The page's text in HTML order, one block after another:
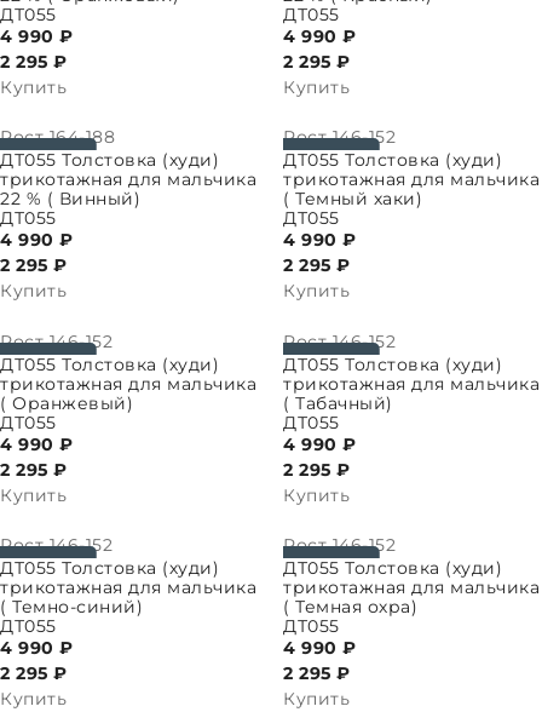
ДТ055
4 990 ₽
2 295 ₽
Купить
ДТ055
4 990 ₽
2 295 ₽
Купить
Рост 164-188
ДТ055 Толстовка (худи)
трикотажная для мальчика
22 % ( Винный)
ДТ055
4 990 ₽
2 295 ₽
Купить
Рост 146-152
ВЫБРАТЬ ПАРАМЕТРЫДТ055 Толстовка (худи)
трикотажная для мальчика
( Темный хаки)
ДТ055
4 990 ₽
2 295 ₽
Купить
Рост 146-152
ДТ055 Толстовка (худи)
трикотажная для мальчика
( Оранжевый)
ДТ055
4 990 ₽
2 295 ₽
Купить
Рост 146-152
ВЫБРАТЬ ПАРАМЕТРЫДТ055 Толстовка (худи)
трикотажная для мальчика
( Табачный)
ДТ055
4 990 ₽
2 295 ₽
Купить
Рост 146-152
ДТ055 Толстовка (худи)
трикотажная для мальчика
( Темно-синий)
ДТ055
4 990 ₽
2 295 ₽
Купить
Рост 146-152
ВЫБРАТЬ ПАРАМЕТРЫДТ055 Толстовка (худи)
трикотажная для мальчика
( Темная охра)
ДТ055
4 990 ₽
2 295 ₽
Купить